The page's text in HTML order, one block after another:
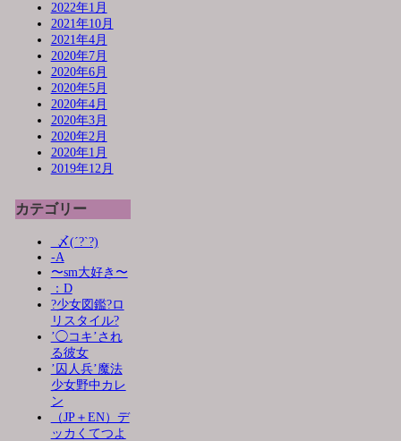
2022年1月
2021年10月
2021年4月
2020年7月
2020年6月
2020年5月
2020年4月
2020年3月
2020年2月
2020年1月
2019年12月
カテゴリー
_〆(´?`?)
-A
〜sm大好き〜
：D
?少女図鑑?ロ
リスタイル?
’◯コキ’され
る彼女
’囚人兵’魔法
少女野中カレ
ン
（JP＋EN）デ
ッカくてつよ